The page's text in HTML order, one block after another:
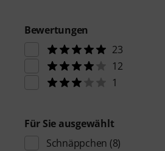
Bewertungen
23
12
1
Für Sie ausgewählt
Schnäppchen (8)